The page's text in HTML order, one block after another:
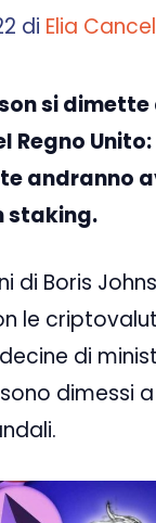
di Elia
si dimette
Regno
andranno
staking.
di Boris
le
di
dimessi